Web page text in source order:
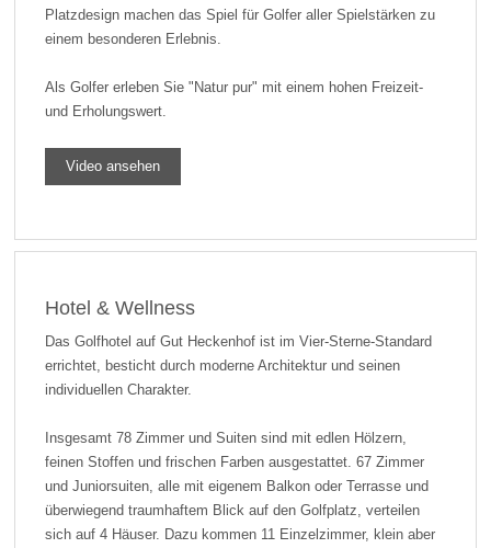
Platzdesign machen das Spiel für Golfer aller Spielstärken zu
einem besonderen Erlebnis.
Als Golfer erleben Sie "Natur pur" mit einem hohen Freizeit-
und Erholungswert.
Video ansehen
Hotel & Wellness
Das Golfhotel auf Gut Heckenhof ist im Vier-Sterne-Standard
errichtet, besticht durch moderne Architektur und seinen
individuellen Charakter.
Insgesamt 78 Zimmer und Suiten sind mit edlen Hölzern,
feinen Stoffen und frischen Farben ausgestattet. 67 Zimmer
und Juniorsuiten, alle mit eigenem Balkon oder Terrasse und
überwiegend traumhaftem Blick auf den Golfplatz, verteilen
sich auf 4 Häuser. Dazu kommen 11 Einzelzimmer, klein aber